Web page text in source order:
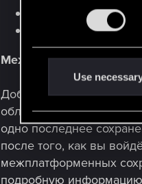
e
l
e
c
Use
«Бритва» (мачете)
«Кат-о-матик»
Межплатформенные
Добавлена
облако, чтобы вы могли
одно последнее
после того, как вы
межплатформенных
подробную информацию